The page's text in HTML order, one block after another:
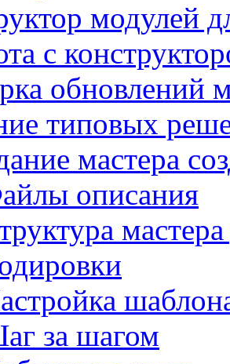
модулей
с
обновлений
типовых
мастера
описания
за шагом